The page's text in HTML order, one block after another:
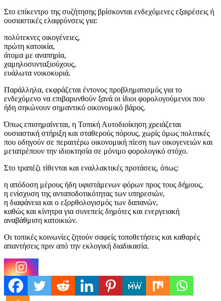
Στο επίκεντρο της συζήτησης βρίσκονται ενδεχόμενες εξαιρέσεις ή
ουσιαστικές ελαφρύνσεις για:
πολύτεκνες οικογένειες,
πρώτη κατοικία,
άτομα με αναπηρία,
χαμηλοσυνταξιούχους,
ευάλωτα νοικοκυριά.
Παράλληλα, εκφράζεται έντονος προβληματισμός για το
ενδεχόμενο να επιβαρυνθούν ξανά οι ίδιοι φορολογούμενοι που
ήδη σηκώνουν σημαντικό οικονομικό βάρος.
Όπως επισημαίνεται, η Τοπική Αυτοδιοίκηση χρειάζεται
ουσιαστική στήριξη και σταθερούς πόρους, χωρίς όμως πολιτικές
που οδηγούν σε περαιτέρω οικονομική πίεση των οικογενειών και
μετατρέπουν την ιδιοκτησία σε μόνιμο φορολογικό στόχο.
Στο τραπέζι τίθενται και εναλλακτικές προτάσεις, όπως:
η απόδοση μέρους ήδη υφιστάμενων φόρων προς τους δήμους,
η ενίσχυση της ανταποδοτικότητας των υπηρεσιών,
η διαφάνεια και ο εξορθολογισμός των δαπανών,
καθώς και κίνητρα για συνεπείς δημότες και ενεργειακή
αναβάθμιση κατοικιών.
Οι τοπικές κοινωνίες ζητούν σαφείς τοποθετήσεις και καθαρές
απαντήσεις πριν από την εκλογική διαδικασία.